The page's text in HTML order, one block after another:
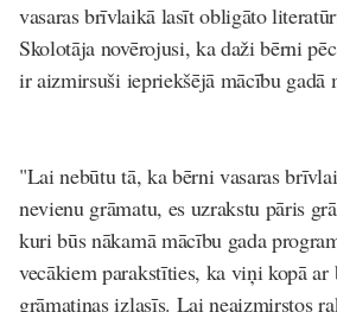
vasaras brīvlaikā lasīt obligāto
Skolotāja novērojusi, ka daži bērni
ir aizmirsuši iepriekšējā mācību gadā
"Lai nebūtu tā, ka bērni vasaras
nevienu grāmatu, es uzrakstu pāris
kuri būs nākamā mācību gada
vecākiem parakstīties, ka viņi kopā ar
grāmatiņas izlasīs. Lai neaizmirstos